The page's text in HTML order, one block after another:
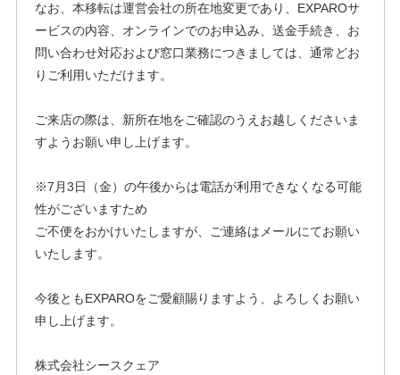
なお、本移転は運営会社の所在地変更であり、EXPAROサ
ービスの内容、オンラインでのお申込み、送金手続き、お
問い合わせ対応および窓口業務につきましては、通常どお
りご利用いただけます。
ご来店の際は、新所在地をご確認のうえお越しくださいま
すようお願い申し上げます。
※7月3日（金）の午後からは電話が利用できなくなる可能
性がございますため
ご不便をおかけいたしますが、ご連絡はメールにてお願い
いたします。
今後ともEXPAROをご愛顧賜りますよう、よろしくお願い
申し上げます。
株式会社シースクェア